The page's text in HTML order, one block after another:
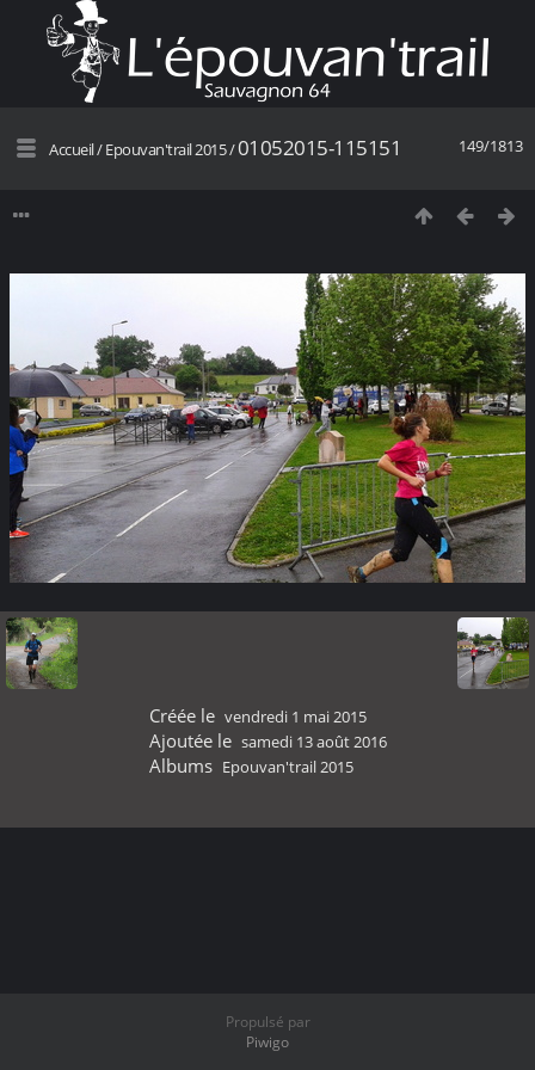
149/1813
Accueil/Epouvan'trail 2015/01052015-115151
Créée le vendredi 1 mai 2015
Ajoutée le samedi 13 août 2016
Albums Epouvan'trail 2015
Propulsé par
Piwigo